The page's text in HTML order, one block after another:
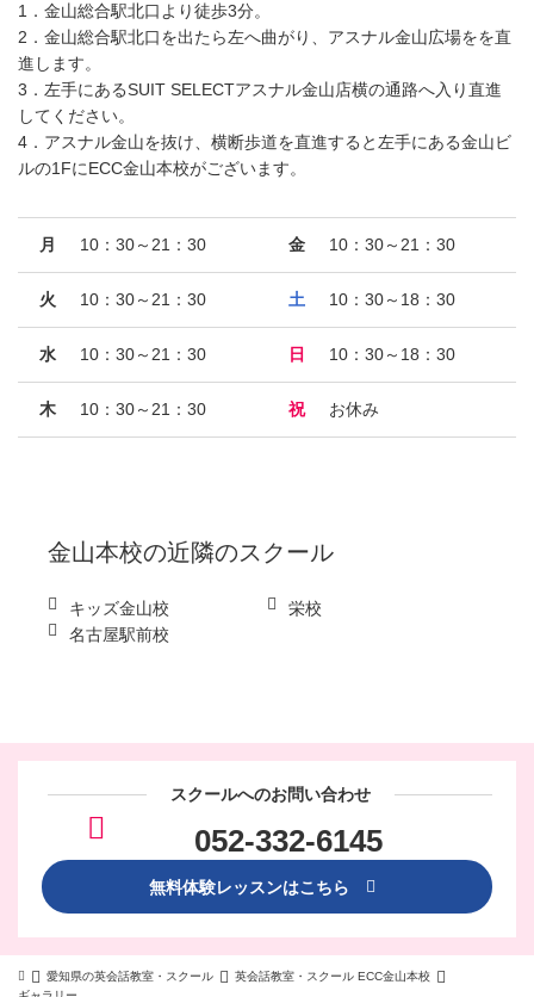
1．金山総合駅北口より徒歩3分。
2．金山総合駅北口を出たら左へ曲がり、アスナル金山広場をを直
進します。
3．左手にあるSUIT SELECTアスナル金山店横の通路へ入り直進
してください。
4．アスナル金山を抜け、横断歩道を直進すると左手にある金山ビ
ルの1FにECC金山本校がございます。
月 10：30～21：30
火 10：30～21：30
水 10：30～21：30
木 10：30～21：30
金 10：30～21：30
土 10：30～18：30
日 10：30～18：30
祝 お休み
金山本校の近隣のスクール
キッズ金山校
栄校
名古屋駅前校
スクールへのお問い合わせ
052-332-6145
無料体験レッスンはこちら
愛知県の英会話教室・スクール
英会話教室・スクール ECC金山本校